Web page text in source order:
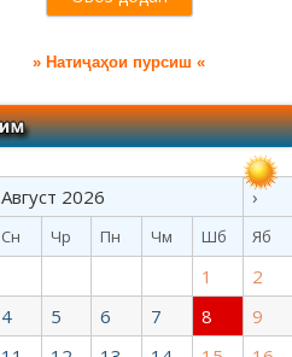
» Натиҷаҳои пурсиш «
Август 2026 ›
Сн Чр Пн Чм Шб Яб
1
2
4 5 6 7 8
9